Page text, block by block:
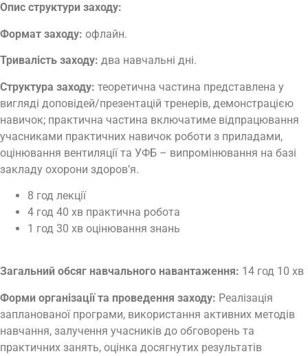
Опис структури заходу:
Формат заходу: офлайн.
Тривалість заходу: два навчальні дні.
Структура заходу: теоретична частина представлена у
вигляді доповідей/презентацій тренерів, демонстрацією
навичок; практична частина включатиме відпрацювання
учасниками практичних навичок роботи з приладами,
оцінювання вентиляції та УФБ – випромінювання на базі
закладу охорони здоров’я.
8 год лекції
4 год 40 хв практична робота
1 год 30 хв оцінювання знань
Загальний обсяг навчального навантаження: 14 год 10 хв
Форми організації та проведення заходу: Реалізація
запланованої програми, використання активних методів
навчання, залучення учасників до обговорень та
практичних занять, оцінка досягнутих результатів